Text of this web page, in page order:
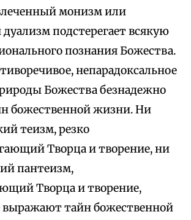
монизм или
подстерегает всякую
познания Божества.
непарадоксальное
Божества безнадежно
божественной жизни. Ни
теизм, резко
Творца и творение, ни
пантеизм,
Творца и творение,
выражают тайн божественной